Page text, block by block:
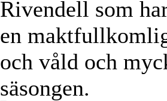
Rivendell som
en
och våld och
säsongen.